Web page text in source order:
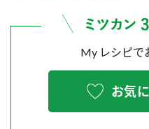
炊き込みご飯の素
三ツ判山吹
スペシャルサイト
お酢を知ろう！
MIM（ミツカ
お客様の声をいかしました
販売終了製品のご案内
よくあるご質問
My レシピで
お気